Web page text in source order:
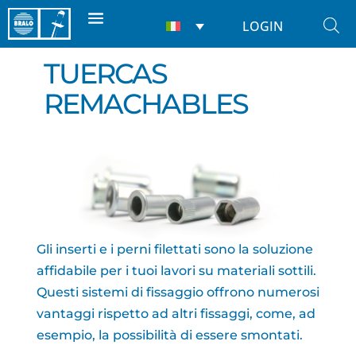
LOGIN
TUERCAS
REMACHABLES
Gli inserti e i perni filettati sono la soluzione
affidabile per i tuoi lavori su materiali sottili.
Questi sistemi di fissaggio offrono numerosi
vantaggi rispetto ad altri fissaggi, come, ad
esempio, la possibilità di essere smontati.